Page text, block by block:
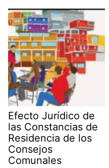
Efecto Jurídico de
las Constancias de
Residencia de los
Consejos
Comunales